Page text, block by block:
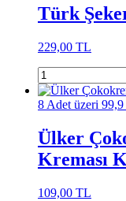
Türk
229,00 TL
8 Adet üzeri
Ülker
Kreması
109,00 TL